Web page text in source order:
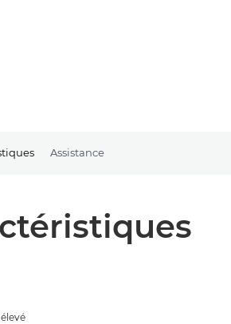
Assistance